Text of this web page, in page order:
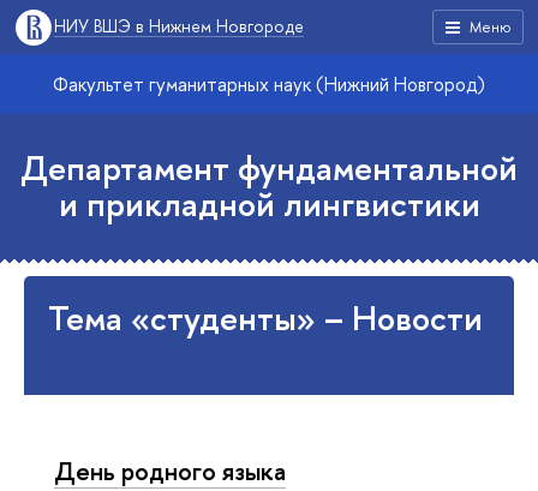
Меню
НИУ ВШЭ в Нижнем Новгороде
Факультет гуманитарных наук (Нижний Новгород)
Департамент фундаментальной
и прикладной лингвистики
Тема «студенты» – Новости
День родного языка